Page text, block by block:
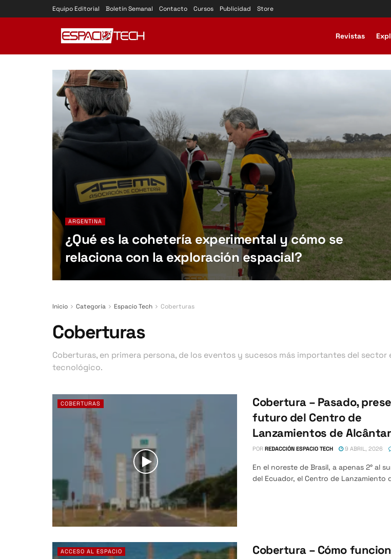
Equipo Editorial Boletín Semanal Contacto Cursos Publicidad Store
Revistas
ARGENTINA
¿Qué es la cohetería experimental y cómo se
relaciona con la exploración espacial?
Inicio Categoría Espacio Tech Coberturas
Coberturas
Coberturas, en primera persona, de los eventos y sucesos más importantes del sector
tecnológico.
COBERTURAS
Cobertura – Pasado,
futuro del Centro de
Lanzamientos de
POR REDACCIÓN ESPACIO TECH 9 ABRIL, 2026
En el noreste de Brasil, a apenas 2° al
del Ecuador, el Centro de Lanzamiento
ACCESO AL ESPACIO
Cobertura – Cómo